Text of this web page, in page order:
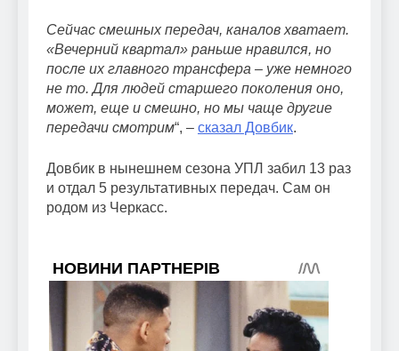
Сейчас смешных передач, каналов хватает.
«Вечерний квартал» раньше нравился, но
после их главного трансфера – уже немного
не то. Для людей старшего поколения оно,
может, еще и смешно, но мы чаще другие
передачи смотрим“, – сказал Довбик.
Довбик в нынешнем сезона УПЛ забил 13 раз
и отдал 5 результативных передач. Сам он
родом из Черкасс.